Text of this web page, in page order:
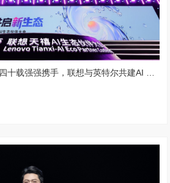
[推荐] 个人AI时代已来！四十载强强携手，联想与英特尔共建AI PC新生态